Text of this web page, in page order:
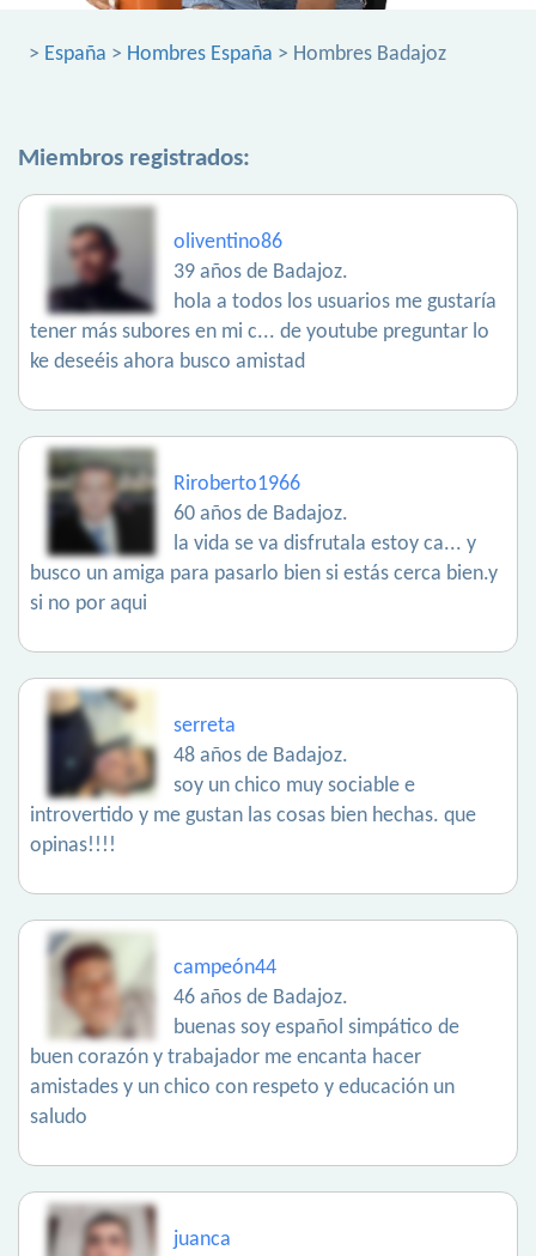
> España > Hombres España > Hombres Badajoz
Miembros registrados:
oliventino86
39 años de Badajoz.
hola a todos los usuarios me gustaría
tener más subores en mi c... de youtube preguntar lo
ke deseéis ahora busco amistad
Riroberto1966
60 años de Badajoz.
la vida se va disfrutala estoy ca... y
busco un amiga para pasarlo bien si estás cerca bien.y
si no por aqui
serreta
48 años de Badajoz.
soy un chico muy sociable e
introvertido y me gustan las cosas bien hechas. que
opinas!!!!
campeón44
46 años de Badajoz.
buenas soy español simpático de
buen corazón y trabajador me encanta hacer
amistades y un chico con respeto y educación un
saludo
juanca